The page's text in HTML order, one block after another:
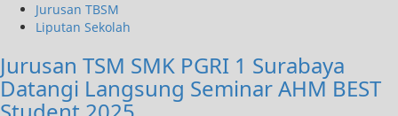
Jurusan TBSM
Liputan Sekolah
Jurusan TSM SMK PGRI 1 Surabaya
Datangi Langsung Seminar AHM BEST